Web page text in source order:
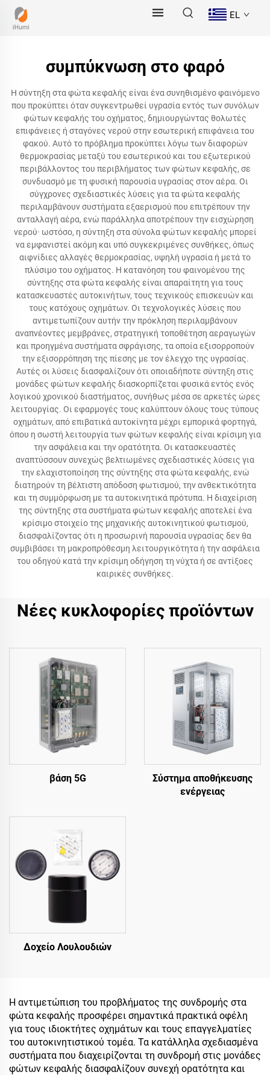
EL
συμπύκνωση στο φαρό
Η σύντηξη στα φώτα κεφαλής είναι ένα συνηθισμένο φαινόμενο
που προκύπτει όταν συγκεντρωθεί υγρασία εντός των συνόλων
φώτων κεφαλής του οχήματος, δημιουργώντας θολωτές
επιφάνειες ή σταγόνες νερού στην εσωτερική επιφάνεια του
φακού. Αυτό το πρόβλημα προκύπτει λόγω των διαφορών
θερμοκρασίας μεταξύ του εσωτερικού και του εξωτερικού
περιβάλλοντος του περιβλήματος των φώτων κεφαλής, σε
συνδυασμό με τη φυσική παρουσία υγρασίας στον αέρα. Οι
σύγχρονες σχεδιαστικές λύσεις για τα φώτα κεφαλής
περιλαμβάνουν συστήματα εξαερισμού που επιτρέπουν την
ανταλλαγή αέρα, ενώ παράλληλα αποτρέπουν την εισχώρηση
νερού· ωστόσο, η σύντηξη στα σύνολα φώτων κεφαλής μπορεί
να εμφανιστεί ακόμη και υπό συγκεκριμένες συνθήκες, όπως
αιφνίδιες αλλαγές θερμοκρασίας, υψηλή υγρασία ή μετά το
πλύσιμο του οχήματος. Η κατανόηση του φαινομένου της
σύντηξης στα φώτα κεφαλής είναι απαραίτητη για τους
κατασκευαστές αυτοκινήτων, τους τεχνικούς επισκευών και
τους κατόχους οχημάτων. Οι τεχνολογικές λύσεις που
αντιμετωπίζουν αυτήν την πρόκληση περιλαμβάνουν
αναπνέοντες μεμβράνες, στρατηγική τοποθέτηση αεραγωγών
και προηγμένα συστήματα σφράγισης, τα οποία εξισορροπούν
την εξισορρόπηση της πίεσης με τον έλεγχο της υγρασίας.
Αυτές οι λύσεις διασφαλίζουν ότι οποιαδήποτε σύντηξη στις
μονάδες φώτων κεφαλής διασκορπίζεται φυσικά εντός ενός
λογικού χρονικού διαστήματος, συνήθως μέσα σε αρκετές ώρες
λειτουργίας. Οι εφαρμογές τους καλύπτουν όλους τους τύπους
οχημάτων, από επιβατικά αυτοκίνητα μέχρι εμπορικά φορτηγά,
όπου η σωστή λειτουργία των φώτων κεφαλής είναι κρίσιμη για
την ασφάλεια και την ορατότητα. Οι κατασκευαστές
αναπτύσσουν συνεχώς βελτιωμένες σχεδιαστικές λύσεις για
την ελαχιστοποίηση της σύντηξης στα φώτα κεφαλής, ενώ
διατηρούν τη βέλτιστη απόδοση φωτισμού, την ανθεκτικότητα
και τη συμμόρφωση με τα αυτοκινητικά πρότυπα. Η διαχείριση
της σύντηξης στα συστήματα φώτων κεφαλής αποτελεί ένα
κρίσιμο στοιχείο της μηχανικής αυτοκινητικού φωτισμού,
διασφαλίζοντας ότι η προσωρινή παρουσία υγρασίας δεν θα
συμβιβάσει τη μακροπρόθεσμη λειτουργικότητα ή την ασφάλεια
του οδηγού κατά την κρίσιμη οδήγηση τη νύχτα ή σε αντίξοες
καιρικές συνθήκες.
Νέες κυκλοφορίες προϊόντων
βάση 5G
Σύστημα αποθήκευσης
ενέργειας
Δοχείο Λουλουδιών
Η αντιμετώπιση του προβλήματος της συνδρομής στα
φώτα κεφαλής προσφέρει σημαντικά πρακτικά οφέλη
για τους ιδιοκτήτες οχημάτων και τους επαγγελματίες
του αυτοκινητιστικού τομέα. Τα κατάλληλα σχεδιασμένα
συστήματα που διαχειρίζονται τη συνδρομή στις μονάδες
φώτων κεφαλής διασφαλίζουν συνεχή ορατότητα και